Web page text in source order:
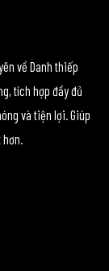
về Danh thiếp
tích hợp đầy đủ
và tiện lợi. Giúp